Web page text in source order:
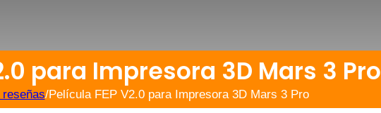
para Impresora 3D Mars 3 Pro
/Película FEP V2.0 para Impresora 3D Mars 3 Pro